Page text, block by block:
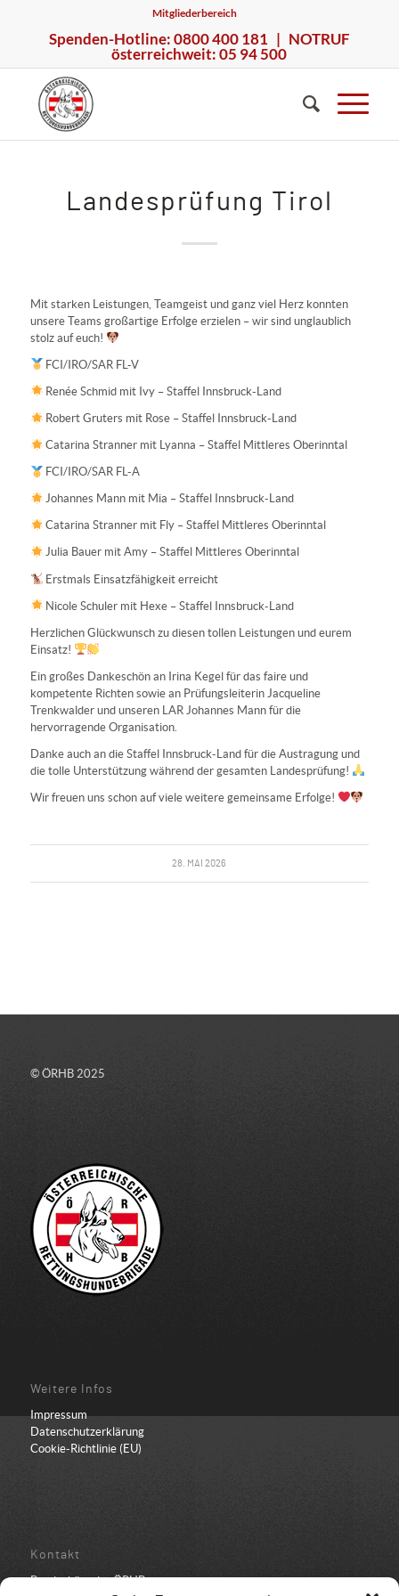
Mitgliederbereich
Spenden-Hotline: 0800 400 181 | NOTRUF
österreichweit: 05 94 500
Landesprüfung Tirol
Mit starken Leistungen, Teamgeist und ganz viel Herz konnten
unsere Teams großartige Erfolge erzielen – wir sind unglaublich
stolz auf euch!
FCI/IRO/SAR FL-V
Renée Schmid mit Ivy – Staffel Innsbruck-Land
Robert Gruters mit Rose – Staffel Innsbruck-Land
Catarina Stranner mit Lyanna – Staffel Mittleres Oberinntal
FCI/IRO/SAR FL-A
Johannes Mann mit Mia – Staffel Innsbruck-Land
Catarina Stranner mit Fly – Staffel Mittleres Oberinntal
Julia Bauer mit Amy – Staffel Mittleres Oberinntal
Erstmals Einsatzfähigkeit erreicht
Nicole Schuler mit Hexe – Staffel Innsbruck-Land
Herzlichen Glückwunsch zu diesen tollen Leistungen und eurem
Einsatz!
Ein großes Dankeschön an Irina Kegel für das faire und
kompetente Richten sowie an Prüfungsleiterin Jacqueline
Trenkwalder und unseren LAR Johannes Mann für die
hervorragende Organisation.
Danke auch an die Staffel Innsbruck-Land für die Austragung und
die tolle Unterstützung während der gesamten Landesprüfung!
Wir freuen uns schon auf viele weitere gemeinsame Erfolge!
28. MAI 2026
© ÖRHB 2025
Weitere Infos
Impressum
Datenschutzerklärung
Cookie-Richtlinie (EU)
Kontakt
Bundesbüro der ÖRHB